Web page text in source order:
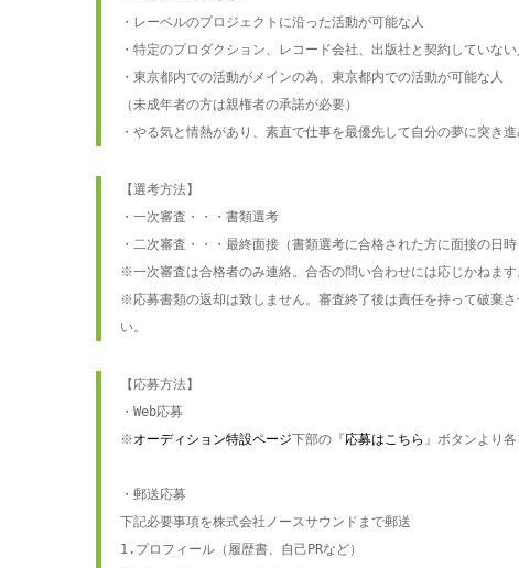
・レーベルのプロジェクトに沿った活動が可能な人
・特定のプロダクション、レコード会社、出版社と契約していない
・東京都内での活動がメインの為、東京都内での活動が可能な人
（未成年者の方は親権者の承諾が必要）
・やる気と情熱があり、素直で仕事を最優先して自分の夢に突き進
【選考方法】
・一次審査・・・書類選考
・二次審査・・・最終面接（書類選考に合格された方に面接の日時
※一次審査は合格者のみ連絡。合否の問い合わせには応じかねます
※応募書類の返却は致しません。審査終了後は責任を持って破棄
い。
【応募方法】
・Web応募
※オーディション特設ページ下部の『応募はこちら 』ボタンより
・郵送応募
下記必要事項を株式会社ノースサウンドまで郵送
1.プロフィール（履歴書、自己PRなど）